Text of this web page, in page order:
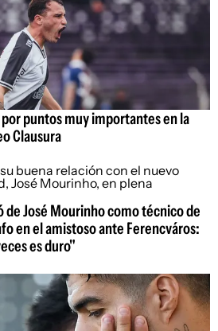
puntos muy importantes en la
Clausura
de José Mourinho como técnico de
en el amistoso ante Ferencváros:
es duro"